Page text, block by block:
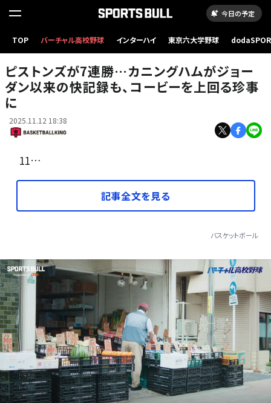
今日の予定
TOP バーチャル高校野球 インターハイ 東京六大学野球
ピストンズを引っ張るカニングハム[写真]=Getty Images
ピストンズが7連勝…カニングハムがジョー
ダン以来の快記録も、コービーを上回る珍事
に
2025.11.12 18:38
11…
記事全文を見る
バスケットボール